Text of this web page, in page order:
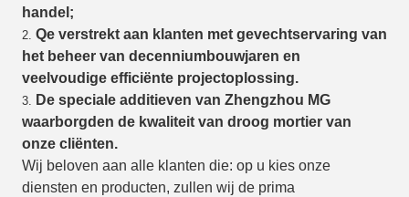
handel;
2. Qe verstrekt aan klanten met gevechtservaring van
het beheer van decenniumbouwjaren en
veelvoudige efficiënte projectoplossing.
3. De speciale additieven van Zhengzhou MG
waarborgden de kwaliteit van droog mortier van
onze cliënten.
Wij beloven aan alle klanten die: op u kies onze
diensten en producten, zullen wij de prima